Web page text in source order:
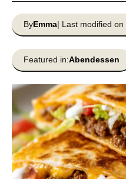
ByEmma| Last modified
Featured in:Abendessen